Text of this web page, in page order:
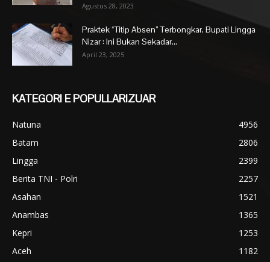
Agustus 28, 2023
Praktek “Titip Absen” Terbongkar, Bupati Lingga
Nizar : Ini Bukan Sekadar...
April 23, 2025
KATEGORI E POPULLARIZUAR
Natuna
4956
Batam
2806
Lingga
2399
Berita TNI - Polri
2257
Asahan
1521
Anambas
1365
Kepri
1253
Aceh
1182